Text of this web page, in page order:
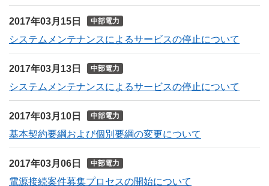
2017年03月15日 中部電力
システムメンテナンスによるサービスの停止について
2017年03月13日 中部電力
システムメンテナンスによるサービスの停止について
2017年03月10日 中部電力
基本契約要綱および個別要綱の変更について
2017年03月06日 中部電力
電源接続案件募集プロセスの開始について